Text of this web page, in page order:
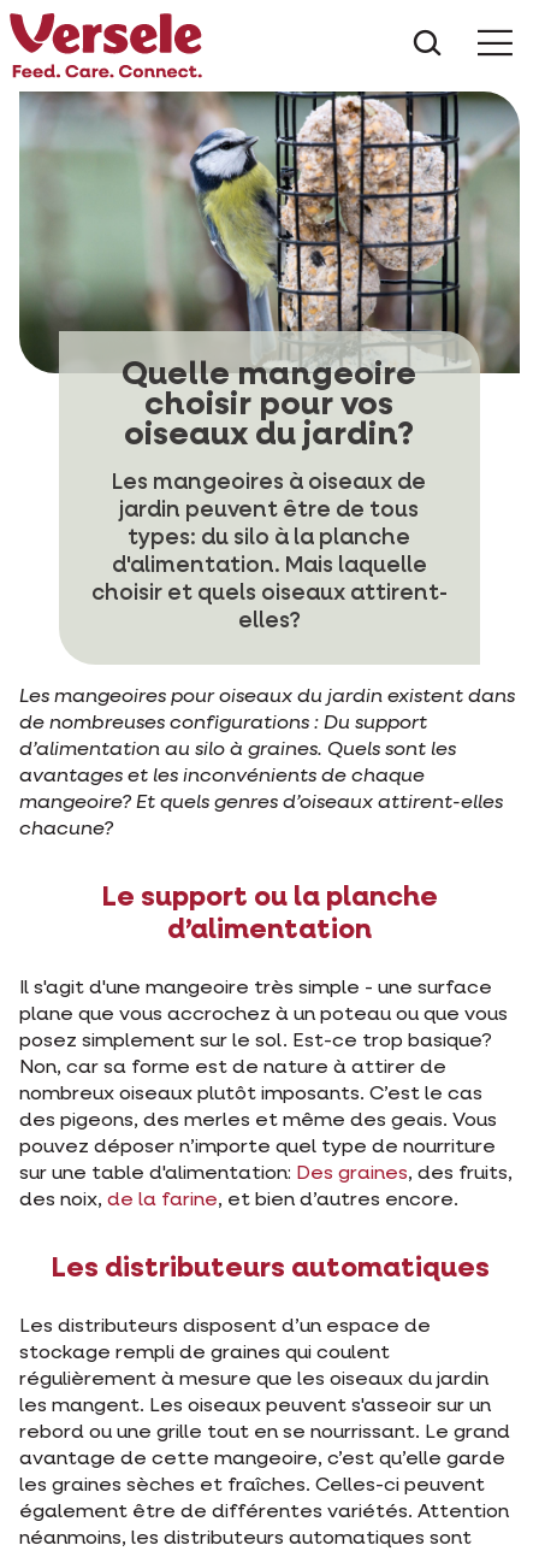
Quelle mangeoire
choisir pour vos
oiseaux du jardin?
Les mangeoires à oiseaux de
jardin peuvent être de tous
types: du silo à la planche
d'alimentation. Mais laquelle
choisir et quels oiseaux attirent-
elles?
Les mangeoires pour oiseaux du jardin existent dans
de nombreuses configurations : Du support
d’alimentation au silo à graines. Quels sont les
avantages et les inconvénients de chaque
mangeoire? Et quels genres d’oiseaux attirent-elles
chacune?
Le support ou la planche
d’alimentation
Il s'agit d'une mangeoire très simple - une surface
plane que vous accrochez à un poteau ou que vous
posez simplement sur le sol. Est-ce trop basique?
Non, car sa forme est de nature à attirer de
nombreux oiseaux plutôt imposants. C’est le cas
des pigeons, des merles et même des geais. Vous
pouvez déposer n’importe quel type de nourriture
sur une table d'alimentation: Des graines, des fruits,
des noix, de la farine, et bien d’autres encore.
Les distributeurs automatiques
Les distributeurs disposent d’un espace de
stockage rempli de graines qui coulent
régulièrement à mesure que les oiseaux du jardin
les mangent. Les oiseaux peuvent s'asseoir sur un
rebord ou une grille tout en se nourrissant. Le grand
avantage de cette mangeoire, c’est qu’elle garde
les graines sèches et fraîches. Celles-ci peuvent
également être de différentes variétés. Attention
néanmoins, les distributeurs automatiques sont